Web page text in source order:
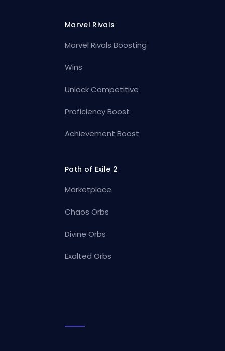
Marvel Rivals
Marvel Rivals Boosting
Wins
Unlock Competitive
Proficiency Boost
Achievement Boost
Path of Exile 2
Marketplace
Chaos Orbs
Divine Orbs
Exalted Orbs